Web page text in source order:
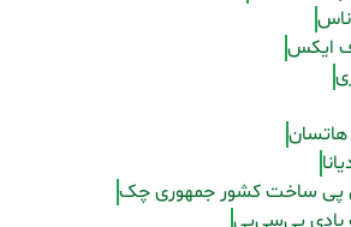
ایکس
پی ساخت کشور جمهوری چک
بادی پی‌سی‌پی